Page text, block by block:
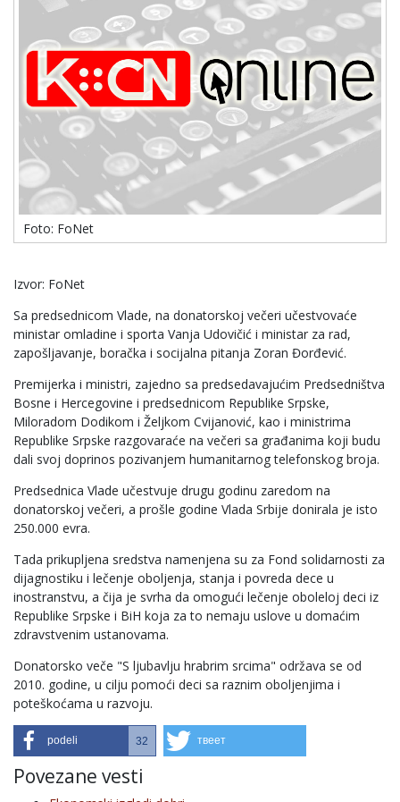
Foto: FoNet
Izvor: FoNet
Sa predsednicom Vlade, na donatorskoj večeri učestvovaće
ministar omladine i sporta Vanja Udovičić i ministar za rad,
zapošljavanje, boračka i socijalna pitanja Zoran Đorđević.
Premijerka i ministri, zajedno sa predsedavajućim Predsedništva
Bosne i Hercegovine i predsednicom Republike Srpske,
Miloradom Dodikom i Željkom Cvijanović, kao i ministrima
Republike Srpske razgovaraće na večeri sa građanima koji budu
dali svoj doprinos pozivanjem humanitarnog telefonskog broja.
Predsednica Vlade učestvuje drugu godinu zaredom na
donatorskoj večeri, a prošle godine Vlada Srbije donirala je isto
250.000 evra.
Tada prikupljena sredstva namenjena su za Fond solidarnosti za
dijagnostiku i lečenje oboljenja, stanja i povreda dece u
inostranstvu, a čija je svrha da omogući lečenje oboleloj deci iz
Republike Srpske i BiH koja za to nemaju uslove u domaćim
zdravstvenim ustanovama.
Donatorsko veče "S ljubavlju hrabrim srcima" održava se od
2010. godine, u cilju pomoći deci sa raznim oboljenjima i
poteškoćama u razvoju.
podeli 32 твеет
Povezane vesti